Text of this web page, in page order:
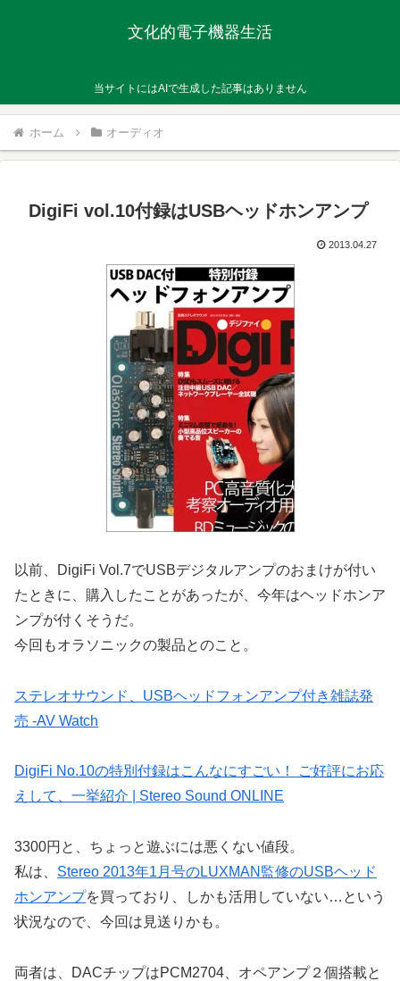
文化的電子機器生活
当サイトにはAIで生成した記事はありません
ホーム オーディオ
DigiFi vol.10付録はUSBヘッドホンアンプ
2013.04.27
以前、DigiFi Vol.7でUSBデジタルアンプのおまけが付い
たときに、購入したことがあったが、今年はヘッドホンア
ンプが付くそうだ。
今回もオラソニックの製品とのこと。
ステレオサウンド、USBヘッドフォンアンプ付き雑誌発
売 -AV Watch
DigiFi No.10の特別付録はこんなにすごい！ ご好評にお応
えして、一挙紹介 | Stereo Sound ONLINE
3300円と、ちょっと遊ぶには悪くない値段。
私は、 Stereo 2013年1月号のLUXMAN監修のUSBヘッド
ホンアンプを買っており、しかも活用していない…という
状況なので、今回は見送りかも。
両者は、DACチップはPCM2704、オペアンプ２個搭載と